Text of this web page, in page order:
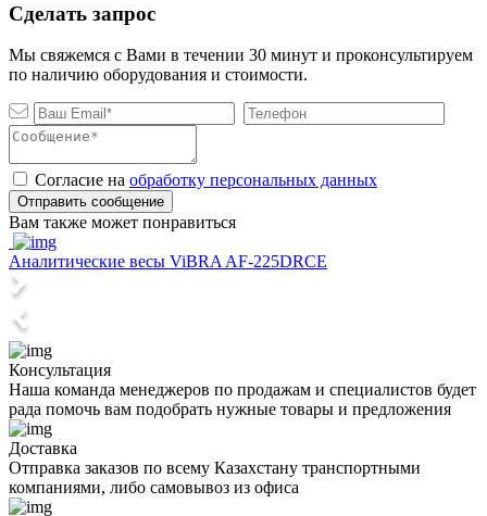
Сделать запрос
Мы свяжемся с Вами в течении 30 минут и проконсультируем
по наличию оборудования и стоимости.
Согласие на обработку персональных данных
Отправить сообщение
Вам также может понравиться
Аналитические весы ViBRA AF-225DRCE
Консультация
Наша команда менеджеров по продажам и специалистов будет
рада помочь вам подобрать нужные товары и предложения
Доставка
Отправка заказов по всему Казахстану транспортными
компаниями, либо самовывоз из офиса